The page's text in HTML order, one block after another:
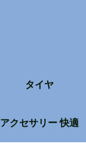
タイヤ
アクセサリー 快適